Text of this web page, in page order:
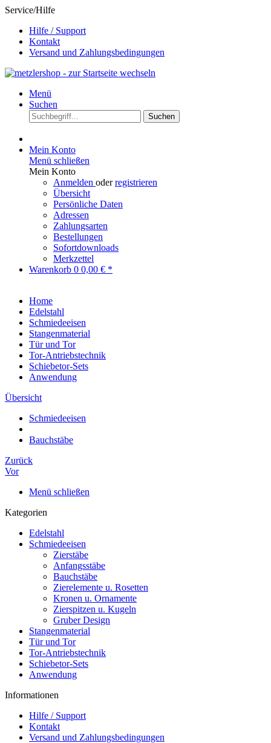
Service/Hilfe
Hilfe / Support
Kontakt
Versand und Zahlungsbedingungen
Menü
Suchen
Suchen
Mein Konto
Menü schließen
Mein Konto
Anmelden oderregistrieren
Übersicht
Persönliche Daten
Adressen
Zahlungsarten
Bestellungen
Sofortdownloads
Merkzettel
Warenkorb 0 0,00 € *
Home
Edelstahl
Schmiedeeisen
Stangenmaterial
Tür und Tor
Tor-Antriebstechnik
Schiebetor-Sets
Anwendung
Übersicht
Schmiedeeisen
Bauchstäbe
Zurück
Vor
Menü schließen
Kategorien
Edelstahl
Schmiedeeisen
Zierstäbe
Anfangsstäbe
Bauchstäbe
Zierelemente u. Rosetten
Kronen u. Ornamente
Zierspitzen u. Kugeln
Gruber Design
Stangenmaterial
Tür und Tor
Tor-Antriebstechnik
Schiebetor-Sets
Anwendung
Informationen
Hilfe / Support
Kontakt
Versand und Zahlungsbedingungen